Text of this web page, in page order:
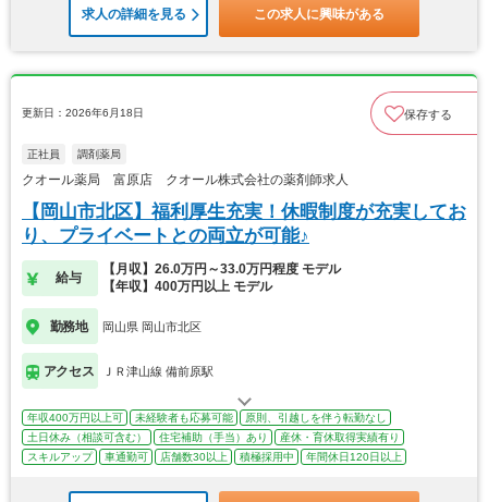
求人の詳細を見る この求人に興味がある
更新日：2026年6月18日 保存する
正社員 調剤薬局
クオール薬局 富原店 クオール株式会社の薬剤師求人
【岡山市北区】福利厚生充実！休暇制度が充実してお
り、プライベートとの両立が可能♪
給与
【月収】26.0万円～33.0万円程度 モデル
【年収】400万円以上 モデル
勤務地 岡山県 岡山市北区
アクセス ＪＲ津山線 備前原駅
年収400万円以上可 未経験者も応募可能
原則、引越しを伴う転勤なし
土日休み（相談可含む）
住宅補助（手当）あり
産休・育休取得実績有り
スキルアップ
車通勤可 店舗数30以上 積極採用中 年間休日120日以上